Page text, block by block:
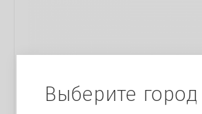
Выберите город